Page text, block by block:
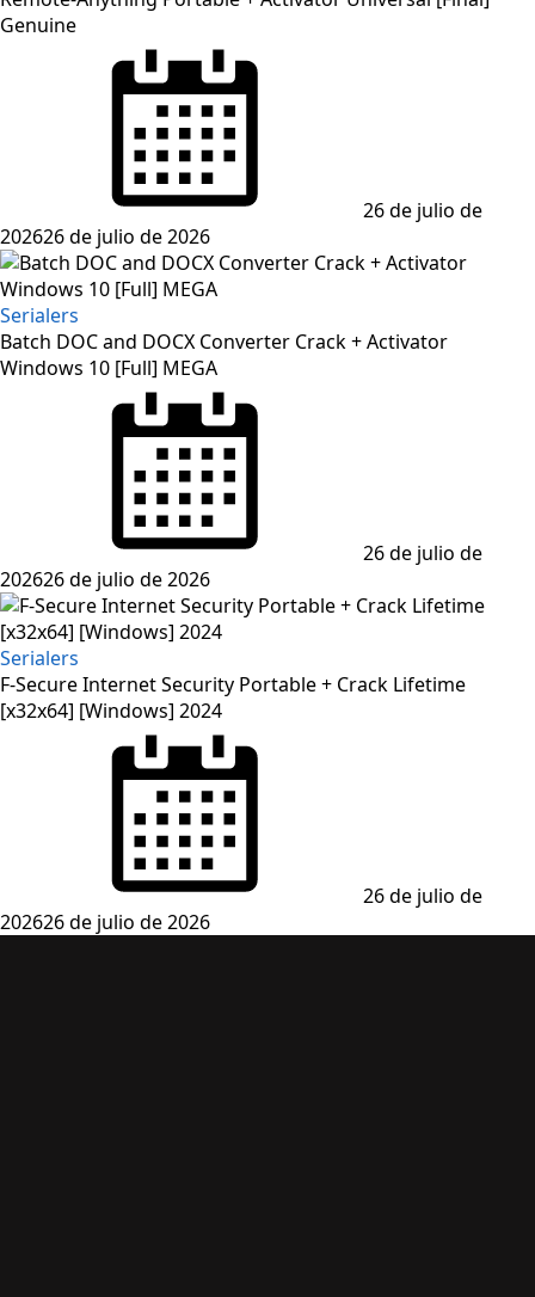
Genuine
26 de julio de
202626 de julio de 2026
Serialers
Batch DOC and DOCX Converter Crack + Activator
Windows 10 [Full] MEGA
26 de julio de
202626 de julio de 2026
Serialers
F-Secure Internet Security Portable + Crack Lifetime
[x32x64] [Windows] 2024
26 de julio de
202626 de julio de 2026